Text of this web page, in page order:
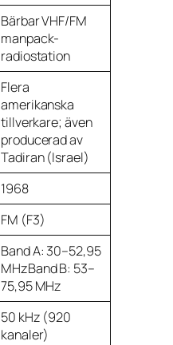
Bärbar VHF/FM
manpack-
radiostation
Flera
amerikanska
tillverkare; även
producerad av
Tadiran (Israel)
1968
FM (F3)
Band A: 30–52,95
MHzBand B: 53–
75,95 MHz
50 kHz (920
kanaler)